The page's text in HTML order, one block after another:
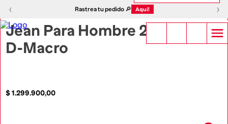
‹ Rastrea tu pedido 🔎 Aquí! ›
‹ ›
Jean Para Hombre 2001
D-Macro
$1.299.900,00